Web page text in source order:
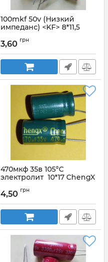
100mkf 50v (Низкий
импеданс) <KF> 8*11,5
Артикул:
3,60 грн
470мкф 35в 105°C
электролит 10*17 ChengX
Артикул:
4,50 грн